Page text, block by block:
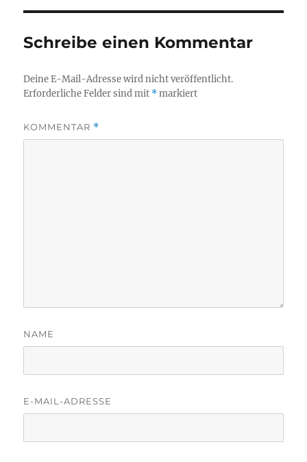
Schreibe einen Kommentar
Deine E-Mail-Adresse wird nicht veröffentlicht.
Erforderliche Felder sind mit *markiert
KOMMENTAR *
NAME
E-MAIL-ADRESSE